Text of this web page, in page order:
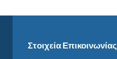
Στοιχεία Επικοινωνίας